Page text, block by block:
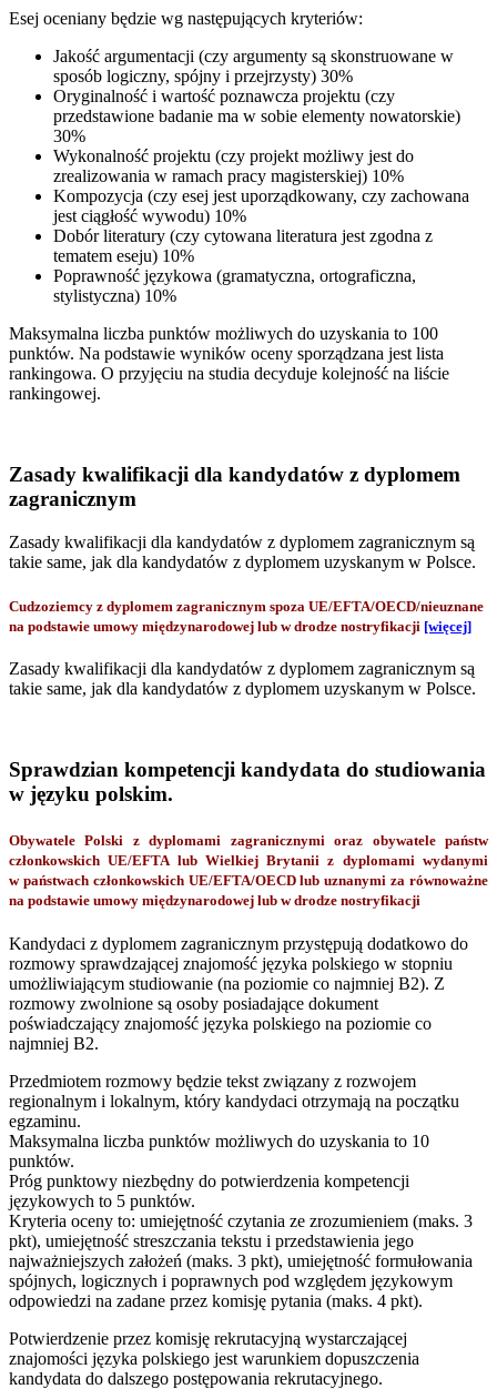
Esej oceniany będzie wg następujących kryteriów:
Jakość argumentacji (czy argumenty są skonstruowane w
sposób logiczny, spójny i przejrzysty) 30%
Oryginalność i wartość poznawcza projektu (czy
przedstawione badanie ma w sobie elementy nowatorskie)
30%
Wykonalność projektu (czy projekt możliwy jest do
zrealizowania w ramach pracy magisterskiej) 10%
Kompozycja (czy esej jest uporządkowany, czy zachowana
jest ciągłość wywodu) 10%
Dobór literatury (czy cytowana literatura jest zgodna z
tematem eseju) 10%
Poprawność językowa (gramatyczna, ortograficzna,
stylistyczna) 10%
Maksymalna liczba punktów możliwych do uzyskania to 100
punktów. Na podstawie wyników oceny sporządzana jest lista
rankingowa. O przyjęciu na studia decyduje kolejność na liście
rankingowej.
Zasady kwalifikacji dla kandydatów z dyplomem
zagranicznym
Zasady kwalifikacji dla kandydatów z dyplomem zagranicznym są
takie same, jak dla kandydatów z dyplomem uzyskanym w Polsce.
Cudzoziemcy z dyplomem zagranicznym spoza UE/EFTA/OECD/nieuznane
na podstawie umowy międzynarodowej lub w drodze nostryfikacji [więcej]
Zasady kwalifikacji dla kandydatów z dyplomem zagranicznym są
takie same, jak dla kandydatów z dyplomem uzyskanym w Polsce.
Sprawdzian kompetencji kandydata do studiowania
w języku polskim.
Obywatele Polski z dyplomami zagranicznymi oraz obywatele państw
członkowskich UE/EFTA lub Wielkiej Brytanii z dyplomami wydanymi
w państwach członkowskich UE/EFTA/OECD lub uznanymi za równoważne
na podstawie umowy międzynarodowej lub w drodze nostryfikacji
Kandydaci z dyplomem zagranicznym przystępują dodatkowo do
rozmowy sprawdzającej znajomość języka polskiego w stopniu
umożliwiającym studiowanie (na poziomie co najmniej B2). Z
rozmowy zwolnione są osoby posiadające dokument
poświadczający znajomość języka polskiego na poziomie co
najmniej B2.
Przedmiotem rozmowy będzie tekst związany z rozwojem
regionalnym i lokalnym, który kandydaci otrzymają na początku
egzaminu.
Maksymalna liczba punktów możliwych do uzyskania to 10
punktów.
Próg punktowy niezbędny do potwierdzenia kompetencji
językowych to 5 punktów.
Kryteria oceny to: umiejętność czytania ze zrozumieniem (maks. 3
pkt), umiejętność streszczania tekstu i przedstawienia jego
najważniejszych założeń (maks. 3 pkt), umiejętność formułowania
spójnych, logicznych i poprawnych pod względem językowym
odpowiedzi na zadane przez komisję pytania (maks. 4 pkt).
Potwierdzenie przez komisję rekrutacyjną wystarczającej
znajomości języka polskiego jest warunkiem dopuszczenia
kandydata do dalszego postępowania rekrutacyjnego.